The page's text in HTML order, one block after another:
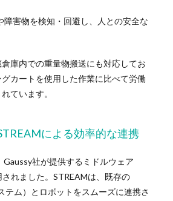
障害物を検知・回避し、人との安全な
庫内での重量物搬送にも対応してお
カートを使用した作業に比べて労働
ています。
による効率的な連携
社が提供するミドルウェア
されました。STREAMは、既存の
テム）とロボットをスムーズに連携さ